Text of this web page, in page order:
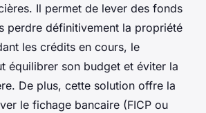
Il permet de lever des fonds
perdre définitivement la propriété
les crédits en cours, le
équilibrer son budget et éviter la
De plus, cette solution offre la
le fichage bancaire (FICP ou